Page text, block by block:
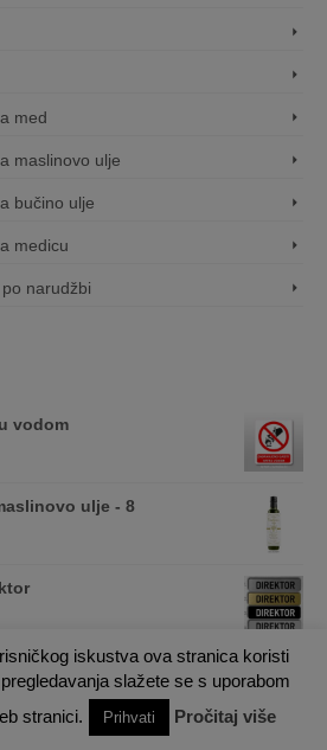
med
maslinovo ulje
bučino ulje
medicu
narudžbi
vodom
ulje - 8
iskustva ova stranica koristi
slažete se s uporabom
stranici.
Prihvati Pročitaj više